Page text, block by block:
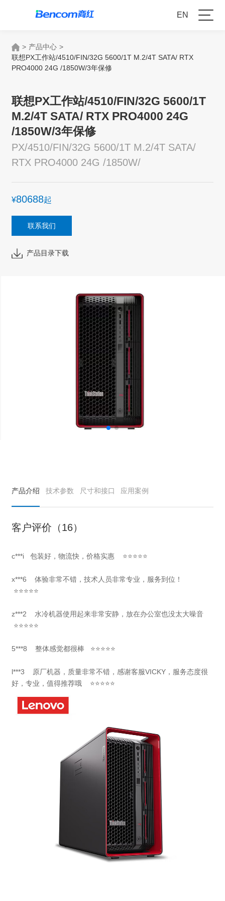
EN
> 产品中心 >
联想PX工作站/4510/FIN/32G 5600/1T M.2/4T SATA/ RTX
PRO4000 24G /1850W/3年保修
联想PX工作站/4510/FIN/32G 5600/1T
M.2/4T SATA/ RTX PRO4000 24G
/1850W/3年保修
PX/4510/FIN/32G 5600/1T M.2/4T SATA/
RTX PRO4000 24G /1850W/
¥80688起
联系我们
产品目录下载
产品介绍 技术参数 尺寸和接口 应用案例
客户评价（16）
c***i 包装好，物流快，价格实惠 ⭐⭐⭐⭐⭐
x***6
体验非常不错，技术人员非常专业，服务到位！
⭐⭐⭐⭐⭐
z***2 水冷机器使用起来非常安静，放在办公室也没太大噪音
⭐⭐⭐⭐⭐
5***8 整体感觉都很棒 ⭐⭐⭐⭐⭐
l***3 原厂机器，质量非常不错，感谢客服VICKY，服务态度很
好，专业，值得推荐哦 ⭐⭐⭐⭐⭐